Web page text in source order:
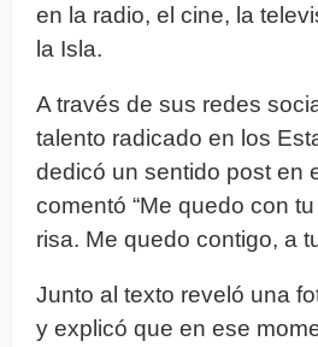
en la radio, el cine, la
la Isla.
A través de sus redes
talento radicado en los
dedicó un sentido post en
comentó “Me quedo con
risa. Me quedo contigo, a
Junto al texto reveló una
y explicó que en ese